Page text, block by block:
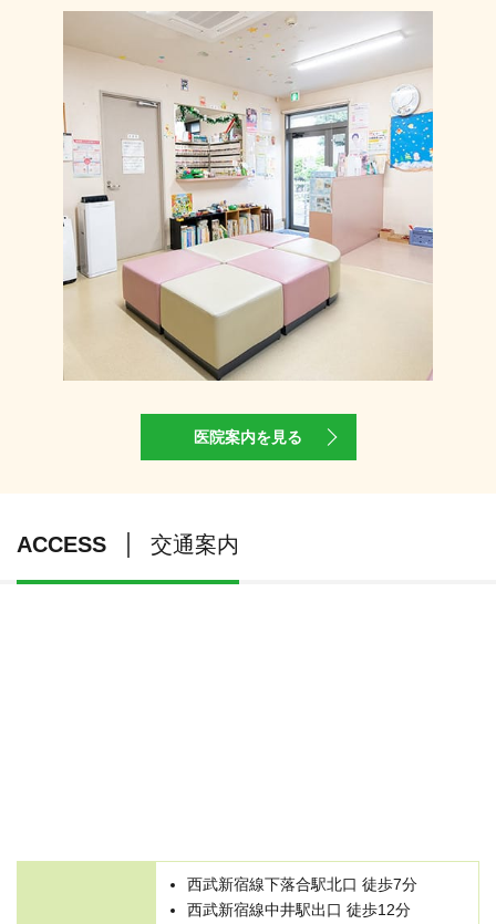
医院案内を見る
ACCESS 交通案内
西武新宿線下落合駅北口 徒歩7分
西武新宿線中井駅出口 徒歩12分